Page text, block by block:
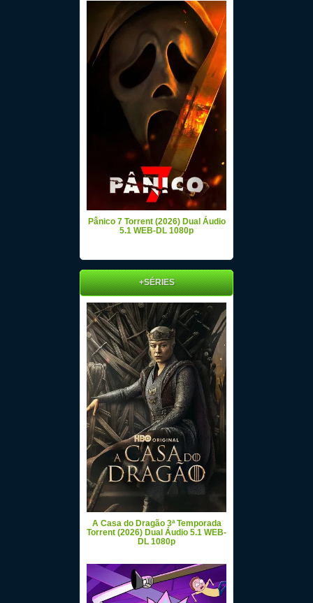
Pânico 7 Torrent (2026) Dual Áudio
5.1 WEB-DL 1080p
+SÉRIES
A Casa do Dragão 3ª Temporada
Torrent (2026) Dual Áudio 5.1 WEB-
DL 1080p